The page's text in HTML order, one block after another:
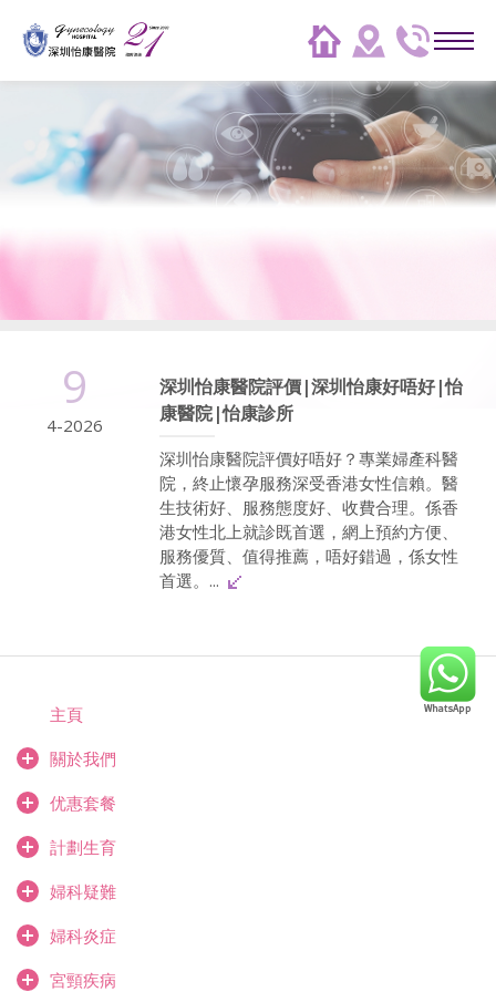
9
4-2026
深圳怡康醫院評價|深圳怡康好唔好|怡
康醫院|怡康診所
深圳怡康醫院評價好唔好？專業婦產科醫
院，終止懷孕服務深受香港女性信賴。醫
生技術好、服務態度好、收費合理。係香
港女性北上就診既首選，網上預約方便、
服務優質、值得推薦，唔好錯過，係女性
首選。...
主頁
關於我們
优惠套餐
計劃生育
婦科疑難
婦科炎症
宮頸疾病